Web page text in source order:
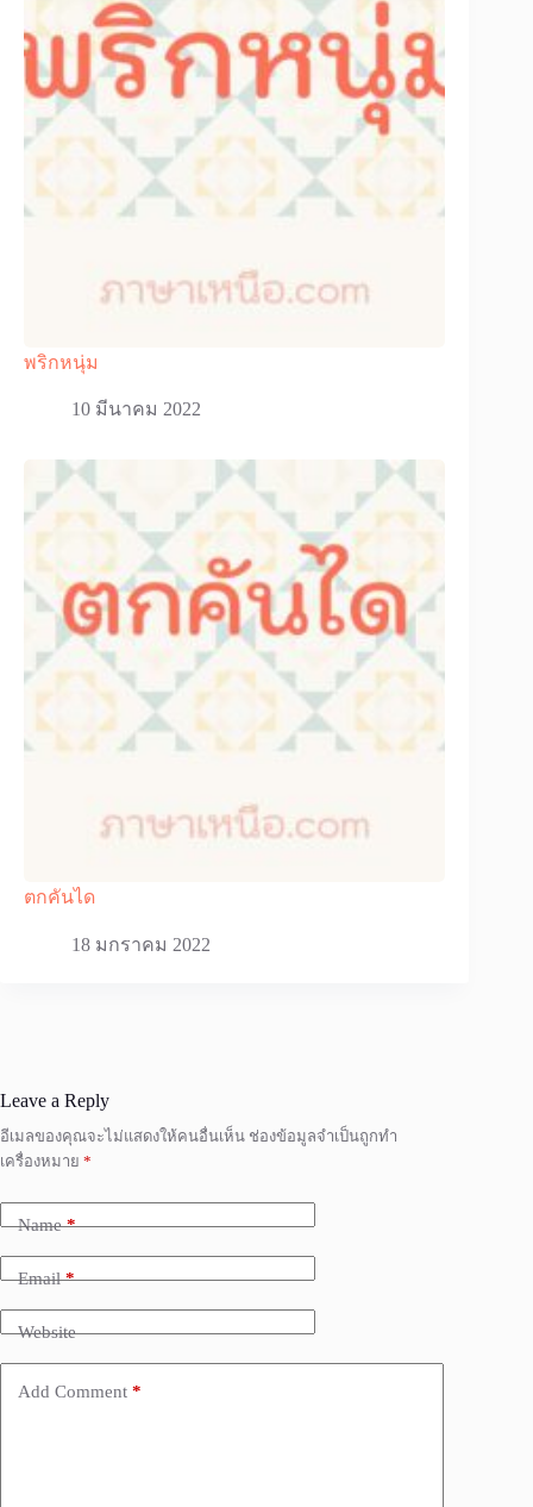
พริกหนุ่ม
10 มีนาคม 2022
ตกคันได
18 มกราคม 2022
Leave a Reply
อีเมลของคุณจะไม่แสดงให้คนอื่นเห็น ช่องข้อมูลจำเป็นถูกทำ
เครื่องหมาย *
Name*
Email*
Website
Add Comment *